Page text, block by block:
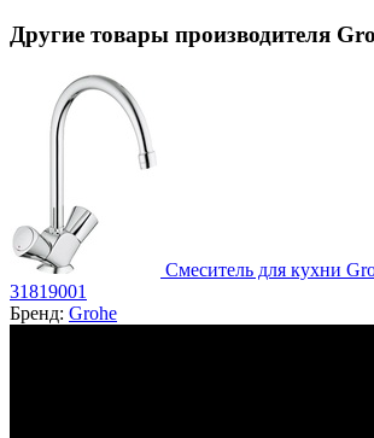
Другие товары производителя
Смеситель для кухни
31819001
Бренд: Grohe